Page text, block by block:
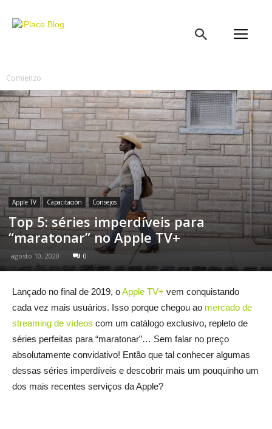
Comienzo
Apple TV Capacitación Consejos
Top 5: séries imperdíveis para
“maratonar” no Apple TV+
agosto 10, 2020 0
Lançado no final de 2019, oApple TV+ vem conquistando
cada vez mais usuários. Isso porque chegou ao mercado de
streaming de vídeos com um catálogo exclusivo, repleto de
séries perfeitas para “maratonar”… Sem falar no preço
absolutamente convidativo! Então que tal conhecer algumas
dessas séries imperdíveis e descobrir mais um pouquinho um
dos mais recentes serviços da Apple?